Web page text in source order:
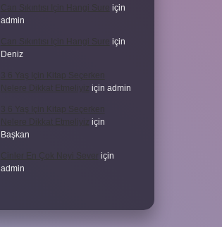
Can Sıkıntısı Için Hangi Sure için
admin
Can Sıkıntısı Için Hangi Sure için
Deniz
3 6 Yaş Için Kitap Seçerken
Nelere Dikkat Etmeliyiz için admin
3 6 Yaş Için Kitap Seçerken
Nelere Dikkat Etmeliyiz için
Başkan
Cinler En Çok Neyi Sever için
admin